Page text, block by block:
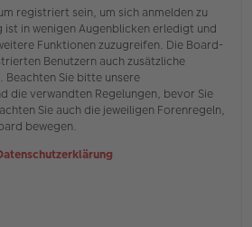
registriert sein, um sich anmelden zu
ist in wenigen Augenblicken erledigt und
Funktionen zuzugreifen. Die Board-
Benutzern auch zusätzliche
Beachten Sie bitte unsere
die verwandten Regelungen, bevor Sie
Sie auch die jeweiligen Forenregeln,
bewegen.